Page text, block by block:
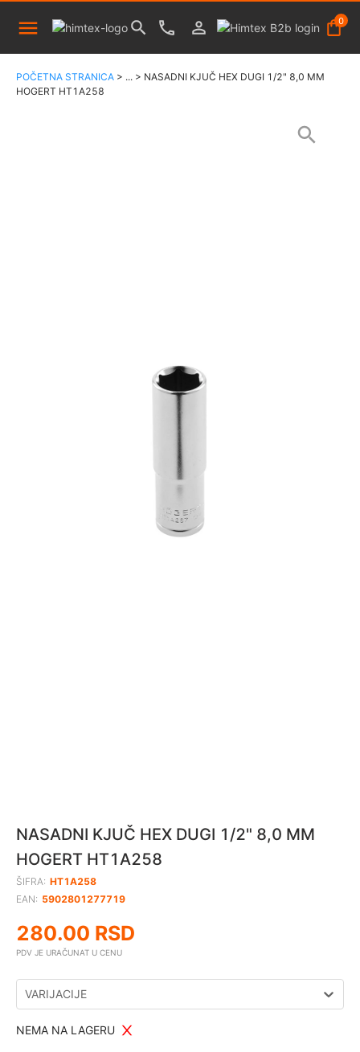
0
POČETNA STRANICA > ... > NASADNI KJUČ HEX DUGI 1/2" 8,0 MM
HOGERT HT1A258
NASADNI KJUČ HEX DUGI 1/2" 8,0 MM
HOGERT HT1A258
ŠIFRA: HT1A258
EAN: 5902801277719
280.00 RSD
PDV JE URAČUNAT U CENU
VARIJACIJE
NEMA NA LAGERU